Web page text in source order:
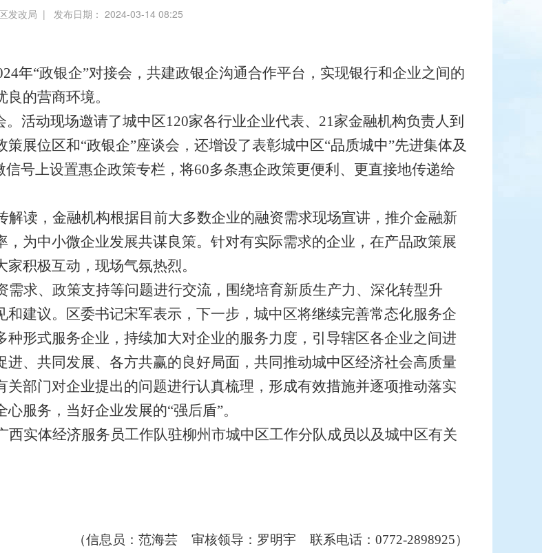
发改局 | 发布日期： 2024-03-14 08:25
年“政银企”对接会，共建政银企沟通合作平台，实现银行和企业之间的
的营商环境。
活动现场邀请了城中区120家各行业企业代表、21家金融机构负责人到
展位区和“政银企”座谈会，还增设了表彰城中区“品质城中”先进集体及
号上设置惠企政策专栏，将60多条惠企政策更便利、更直接地传递给
读，金融机构根据目前大多数企业的融资需求现场宣讲，推介金融新
为中小微企业发展共谋良策。针对有实际需求的企业，在产品政策展
积极互动，现场气氛热烈。
求、政策支持等问题进行交流，围绕培育新质生产力、深化转型升
建议。区委书记宋军表示，下一步，城中区将继续完善常态化服务企
形式服务企业，持续加大对企业的服务力度，引导辖区各企业之间进
、共同发展、各方共赢的良好局面，共同推动城中区经济社会高质量
部门对企业提出的问题进行认真梳理，形成有效措施并逐项推动落实
服务，当好企业发展的“强后盾”。
实体经济服务员工作队驻柳州市城中区工作分队成员以及城中区有关
（信息员：范海芸 审核领导：罗明宇 联系电话：0772-2898925）